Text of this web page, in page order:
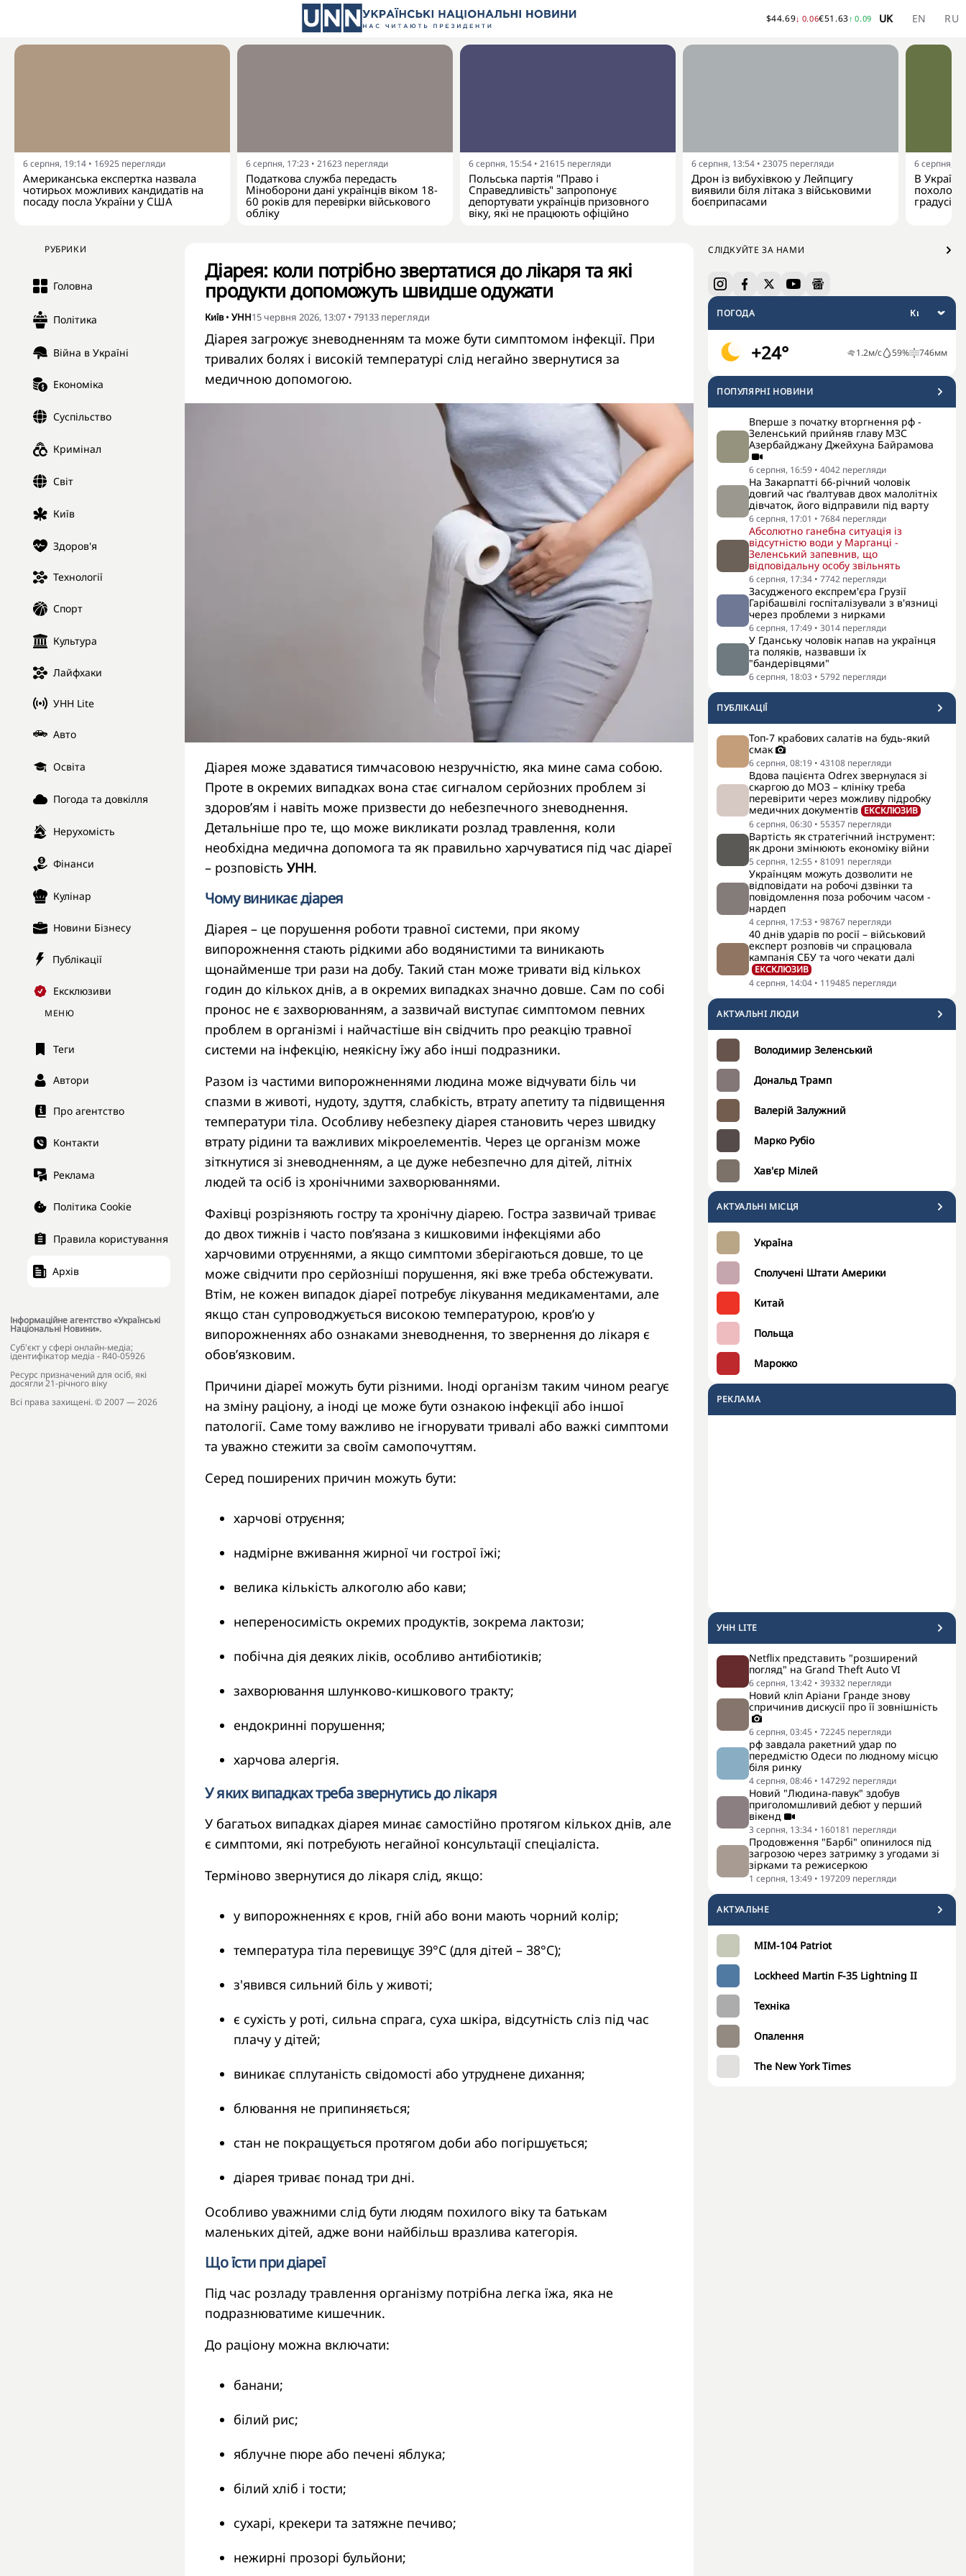
$44.69↓ 0.06€51.63↑ 0.09 UK EN RU
6 серпня, 19:14 • 16925 перегляди
Американська експертка назвала
чотирьох можливих кандидатів на
посаду посла України у США
6 серпня, 17:23 • 21623 перегляди
Податкова служба передасть
Міноборони дані українців віком 18-
60 років для перевірки військового
обліку
6 серпня, 15:54 • 21615 перегляди
Польська партія "Право і
Справедливість" запропонує
депортувати українців призовного
віку, які не працюють офіційно
6 серпня, 13:54 • 23075 перегляди
Дрон із вибухівкою у Лейпцигу
виявили біля літака з військовими
боєприпасами
6 серпня,
В
градусів
РУБРИКИ
Головна
Політика
Війна в Україні
Економіка
Суспільство
Кримінал
Світ
Київ
Здоров'я
Технології
Спорт
Культура
Лайфхаки
УНН Lite
Авто
Освіта
Погода та довкілля
Нерухомість
Фінанси
Кулінар
Новини Бізнесу
Публікації
Ексклюзиви
МЕНЮ
Теги
Автори
Про агентство
Контакти
Реклама
Політика Cookie
Правила користування
Архів
Інформаційне агентство «Українські
Національні Новини».
Cуб'єкт у сфері онлайн-медіа;
ідентифікатор медіа - R40-05926
Ресурс призначений для осіб, які
досягли 21-річного віку
Всі права захищені. © 2007 — 2026
СЛІДКУЙТЕ ЗА НАМИ
ПОГОДА
+24° 1.2м/с 59% 746мм
ПОПУЛЯРНI НОВИНИ
Вперше з початку вторгнення рф -
Зеленський прийняв главу МЗС
Азербайджану Джейхуна Байрамова
6 серпня, 16:59 • 4042 перегляди
На Закарпатті 66-річний чоловік
довгий час ґвалтував двох малолітніх
дівчаток, його відправили під варту
6 серпня, 17:01 • 7684 перегляди
Абсолютно ганебна ситуація із
відсутністю води у Марганці -
Зеленський запевнив, що
відповідальну особу звільнять
6 серпня, 17:34 • 7742 перегляди
Засудженого експрем'єра Грузії
Гарібашвілі госпіталізували з в'язниці
через проблеми з нирками
6 серпня, 17:49 • 3014 перегляди
У Гданську чоловік напав на українця
та поляків, назвавши їх
"бандерівцями"
6 серпня, 18:03 • 5792 перегляди
ПУБЛІКАЦІЇ
Топ-7 крабових салатів на будь-який
смак
6 серпня, 08:19 • 43108 перегляди
Вдова пацієнта Odrex звернулася зі
скаргою до МОЗ – клініку треба
перевірити через можливу підробку
медичних документів ЕКСКЛЮЗИВ
6 серпня, 06:30 • 55357 перегляди
Вартість як стратегічний інструмент:
як дрони змінюють економіку війни
5 серпня, 12:55 • 81091 перегляди
Українцям можуть дозволити не
відповідати на робочі дзвінки та
повідомлення поза робочим часом -
нардеп
4 серпня, 17:53 • 98767 перегляди
40 днів ударів по росії – військовий
експерт розповів чи спрацювала
кампанія СБУ та чого чекати далі
ЕКСКЛЮЗИВ
4 серпня, 14:04 • 119485 перегляди
АКТУАЛЬНI ЛЮДИ
Володимир Зеленський
Дональд Трамп
Валерій Залужний
Марко Рубіо
Хав'єр Мілей
АКТУАЛЬНІ МІСЦЯ
Україна
Сполучені Штати Америки
Китай
Польща
Марокко
РЕКЛАМА
УНН LITE
Netflix представить "розширений
погляд" на Grand Theft Auto VI
6 серпня, 13:42 • 39332 перегляди
Новий кліп Аріани Гранде знову
спричинив дискусії про її зовнішність
6 серпня, 03:45 • 72245 перегляди
рф завдала ракетний удар по
передмістю Одеси по людному місцю
біля ринку
4 серпня, 08:46 • 147292 перегляди
Новий "Людина-павук" здобув
приголомшливий дебют у перший
вікенд
3 серпня, 13:34 • 160181 перегляди
Продовження "Барбі" опинилося під
загрозою через затримку з угодами зі
зірками та режисеркою
1 серпня, 13:49 • 197209 перегляди
АКТУАЛЬНЕ
MIM-104 Patriot
Lockheed Martin F-35 Lightning II
Техніка
Опалення
The New York Times
Діарея: коли потрібно звертатися до лікаря та які
продукти допоможуть швидше одужати
Київ• УНН15 червня 2026, 13:07 • 79133 перегляди
Діарея загрожує зневодненням та може бути симптомом інфекції. При
тривалих болях і високій температурі слід негайно звернутися за
медичною допомогою.
Діарея може здаватися тимчасовою незручністю, яка мине сама собою.
Проте в окремих випадках вона стає сигналом серйозних проблем зі
здоров’ям і навіть може призвести до небезпечного зневоднення.
Детальніше про те, що може викликати розлад травлення, коли
необхідна медична допомога та як правильно харчуватися під час діареї
– розповість УНН.
Чому виникає діарея
Діарея – це порушення роботи травної системи, при якому
випорожнення стають рідкими або водянистими та виникають
щонайменше три рази на добу. Такий стан може тривати від кількох
годин до кількох днів, а в окремих випадках значно довше. Сам по собі
пронос не є захворюванням, а зазвичай виступає симптомом певних
проблем в організмі і найчастіше він свідчить про реакцію травної
системи на інфекцію, неякісну їжу або інші подразники.
Разом із частими випорожненнями людина може відчувати біль чи
спазми в животі, нудоту, здуття, слабкість, втрату апетиту та підвищення
температури тіла. Особливу небезпеку діарея становить через швидку
втрату рідини та важливих мікроелементів. Через це організм може
зіткнутися зі зневодненням, а це дуже небезпечно для дітей, літніх
людей та осіб із хронічними захворюваннями.
Фахівці розрізняють гостру та хронічну діарею. Гостра зазвичай триває
до двох тижнів і часто пов’язана з кишковими інфекціями або
харчовими отруєннями, а якщо симптоми зберігаються довше, то це
може свідчити про серйозніші порушення, які вже треба обстежувати.
Втім, не кожен випадок діареї потребує лікування медикаментами, але
якщо стан супроводжується високою температурою, кров’ю у
випорожненнях або ознаками зневоднення, то звернення до лікаря є
обов’язковим.
Причини діареї можуть бути різними. Іноді організм таким чином реагує
на зміну раціону, а іноді це може бути ознакою інфекції або іншої
патології. Саме тому важливо не ігнорувати тривалі або важкі симптоми
та уважно стежити за своїм самопочуттям.
Серед поширених причин можуть бути:
харчові отруєння;
надмірне вживання жирної чи гострої їжі;
велика кількість алкоголю або кави;
непереносимість окремих продуктів, зокрема лактози;
побічна дія деяких ліків, особливо антибіотиків;
захворювання шлунково-кишкового тракту;
ендокринні порушення;
харчова алергія.
У яких випадках треба звернутись до лікаря
У багатьох випадках діарея минає самостійно протягом кількох днів, але
є симптоми, які потребують негайної консультації спеціаліста.
Терміново звернутися до лікаря слід, якщо:
у випорожненнях є кров, гній або вони мають чорний колір;
температура тіла перевищує 39°C (для дітей – 38°C);
з'явився сильний біль у животі;
є сухість у роті, сильна спрага, суха шкіра, відсутність сліз під час
плачу у дітей;
виникає сплутаність свідомості або утруднене дихання;
блювання не припиняється;
стан не покращується протягом доби або погіршується;
діарея триває понад три дні.
Особливо уважними слід бути людям похилого віку та батькам
маленьких дітей, адже вони найбільш вразлива категорія.
Що їсти при діареї
Під час розладу травлення організму потрібна легка їжа, яка не
подразнюватиме кишечник.
До раціону можна включати:
банани;
білий рис;
яблучне пюре або печені яблука;
білий хліб і тости;
сухарі, крекери та затяжне печиво;
нежирні прозорі бульйони;